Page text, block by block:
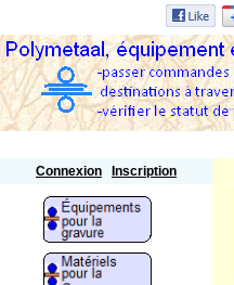
Connexion Inscription